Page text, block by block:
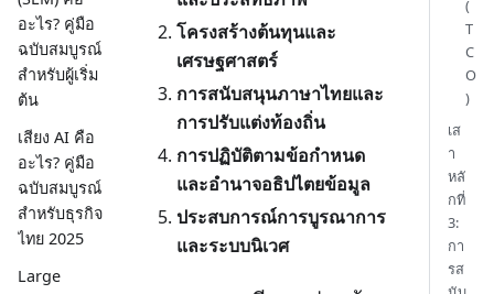
อะไร? คู่มือ
ฉบับสมบูรณ์
สำหรับผู้เริ่ม
ต้น
เสียง AI คือ
อะไร? คู่มือ
ฉบับสมบูรณ์
สำหรับธุรกิจ
ไทย 2025
Large
โครงสร้างต้นทุนและ
เศรษฐศาสตร์
การสนับสนุนภาษาไทยและ
การปรับแต่งท้องถิ่น
การปฏิบัติตามข้อกำหนด
และอำนาจอธิปไตยข้อมูล
ประสบการณ์การบูรณาการ
และระบบนิเวศ
(
T
C
O
)
เส
า
หลั
กที่
3:
กา
รส